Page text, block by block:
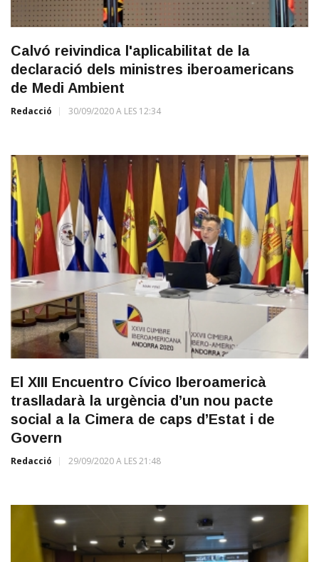
Calvó reivindica l'aplicabilitat de la
declaració dels ministres iberoamericans
de Medi Ambient
Redacció 30/09/2020 A LES 12:34
El XIII Encuentro Cívico Iberoamericà
traslladarà la urgència d’un nou pacte
social a la Cimera de caps d’Estat i de
Govern
Redacció 29/09/2020 A LES 21:48